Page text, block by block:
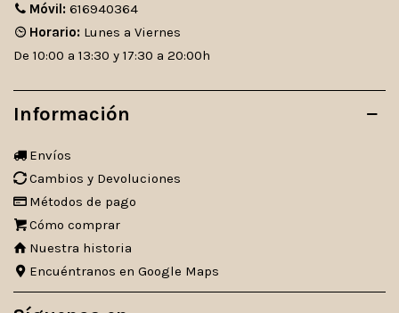
Móvil: 616940364
Horario: Lunes a Viernes
De 10:00 a 13:30 y 17:30 a 20:00h
Información
Envíos
Cambios y Devoluciones
Métodos de pago
Cómo comprar
Nuestra historia
Encuéntranos en Google Maps